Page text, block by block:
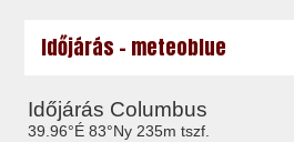
Időjárás - meteoblue